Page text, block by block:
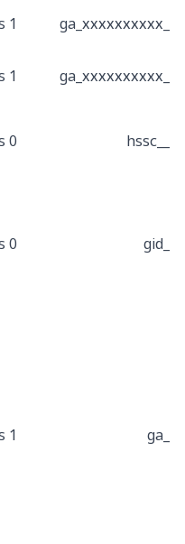
to identify and
session with your
to identify and
session with your
with websites
is reported by them as
with Google
to be a new cookie and
is available from
a unique value for
with Google
update to
service. This
unique users by
as a client identifier.
request in a site and
and campaign data for
By default it is set to
is customisable by